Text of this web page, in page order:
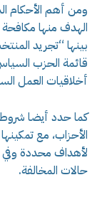
ومن أهم الأحكام
الهدف منها مكافحة
بينها “تجريد
قائمة الحزب
أخلاقيات العمل
كما حدد أيضا
الأحزاب، مع
لأهداف محددة وفي
حالات المخالفة.